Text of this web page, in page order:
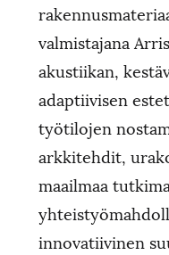
valmistajana
akustiikan,
adaptiivisen
työtilojen
arkkitehdit,
maailmaa
innovatiivinen